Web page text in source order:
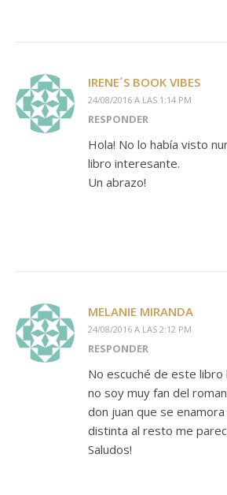
IRENE´S BOOK VIBES
24/08/2016 A LAS 1:14 PM
RESPONDER
Hola! No lo había visto
libro interesante.
Un abrazo!
MELANIE MIRANDA
24/08/2016 A LAS 2:12 PM
RESPONDER
No escuché de este libro
no soy muy fan del
don juan que se
distinta al resto me
Saludos!